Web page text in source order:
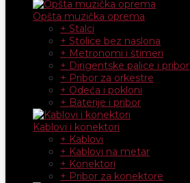
Opšta muzička oprema
+ Stalci
+ Stolice bez naslona
+ Metronomi i štimeri
+ Dirigentske palice i pribor
+ Pribor za orkestre
+ Odeća i pokloni
+ Baterije i pribor
Kablovi i konektori
+ Kablovi
+ Kablovi na metar
+ Konektori
+ Pribor za konektore